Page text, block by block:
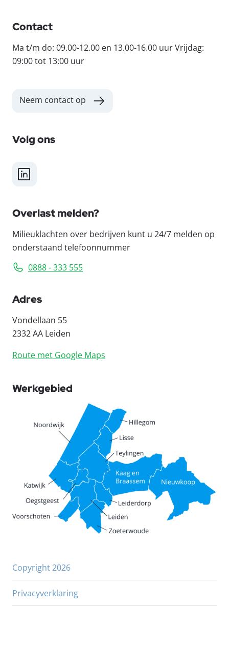
Contact
Ma t/m do: 09.00-12.00 en 13.00-16.00 uur Vrijdag:
09:00 tot 13:00 uur
Neem contact op
Volg ons
LinkedIn
Overlast melden?
Milieuklachten over bedrijven kunt u 24/7 melden op
onderstaand telefoonnummer
0888 - 333 555
Adres
Vondellaan 55
2332 AA Leiden
Route met Google Maps
Werkgebied
Copyright 2026
Privacyverklaring